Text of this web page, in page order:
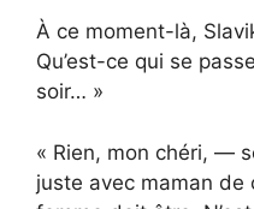
À ce moment-là,
Qu’est-ce qui se
soir… »
« Rien, mon chéri, —
juste avec maman de